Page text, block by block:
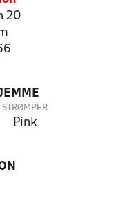
20
STRØMPER
Pink